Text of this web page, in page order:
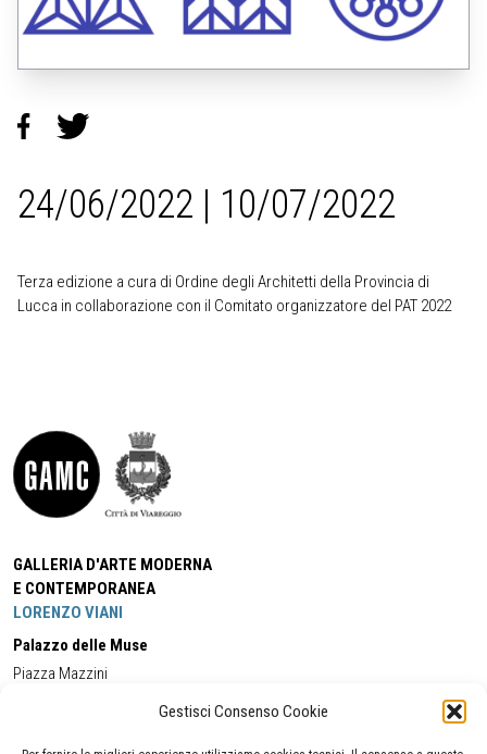
Gestisci Consenso Cookie
24/06/2022 | 10/07/2022
Terza edizione a cura di Ordine degli Architetti della Provincia di
Lucca in collaborazione con il Comitato organizzatore del PAT 2022
GALLERIA D'ARTE MODERNA
E CONTEMPORANEA
LORENZO VIANI
Palazzo delle Muse
Piazza Mazzini
Cell:+39 338 5714978 (orario apertura Galleria)
Tel:
+39 0584 944580 (orario 09.00/13.00)